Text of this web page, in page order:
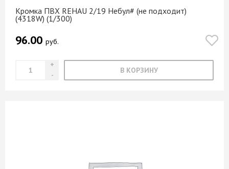
Кромка ПВХ REHAU 2/19 Небул# (не подходит)
(4318W) (1/300)
96.00 руб.
В КОРЗИНУ